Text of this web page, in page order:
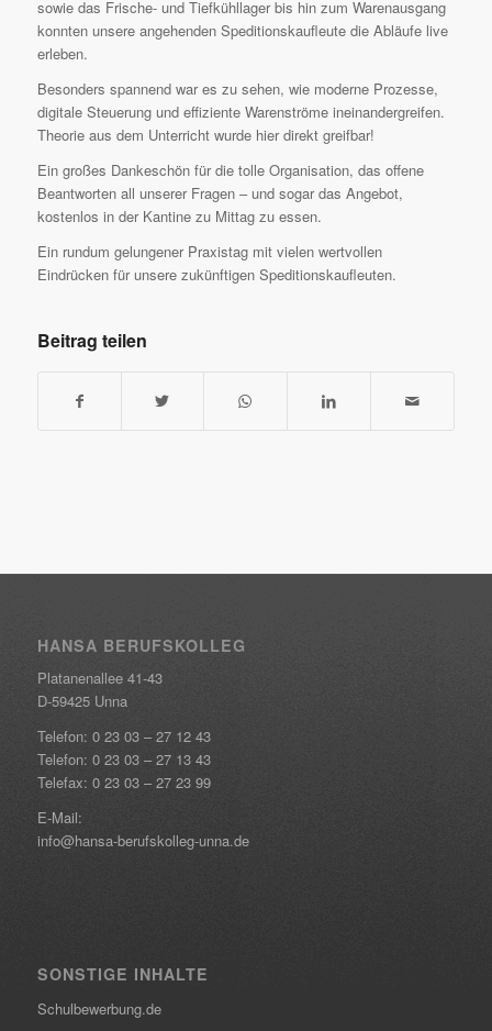
sowie das Frische- und Tiefkühllager bis hin zum Warenausgang
konnten unsere angehenden Speditionskaufleute die Abläufe live
erleben.
Besonders spannend war es zu sehen, wie moderne Prozesse,
digitale Steuerung und effiziente Warenströme ineinandergreifen.
Theorie aus dem Unterricht wurde hier direkt greifbar!
Ein großes Dankeschön für die tolle Organisation, das offene
Beantworten all unserer Fragen – und sogar das Angebot,
kostenlos in der Kantine zu Mittag zu essen.
Ein rundum gelungener Praxistag mit vielen wertvollen
Eindrücken für unsere zukünftigen Speditionskaufleuten.
Beitrag teilen
HANSA BERUFSKOLLEG
Platanenallee 41-43
D-59425 Unna
Telefon: 0 23 03 – 27 12 43
Telefon: 0 23 03 – 27 13 43
Telefax: 0 23 03 – 27 23 99
E-Mail:
info@hansa-berufskolleg-unna.de
SONSTIGE INHALTE
Schulbewerbung.de